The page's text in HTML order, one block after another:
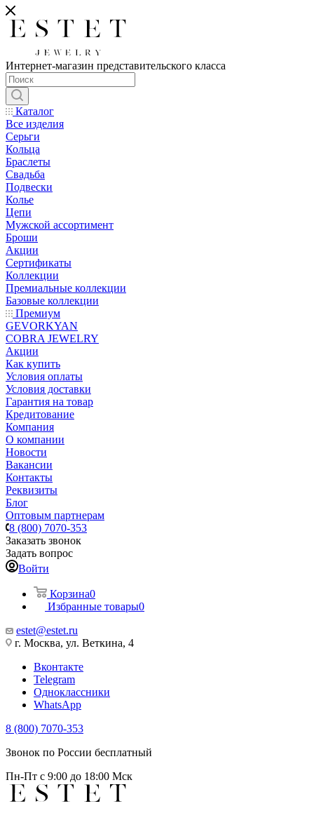
Интернет-магазин представительского класса
Каталог
Все изделия
Серьги
Кольца
Браслеты
Свадьба
Подвески
Колье
Цепи
Мужской ассортимент
Броши
Акции
Сертификаты
Коллекции
Премиальные коллекции
Базовые коллекции
Премиум
GEVORKYAN
COBRA JEWELRY
Акции
Как купить
Условия оплаты
Условия доставки
Гарантия на товар
Кредитование
Компания
О компании
Новости
Вакансии
Контакты
Реквизиты
Блог
Оптовым партнерам
8 (800) 7070-353
Заказать звонок
Задать вопрос
Войти
Корзина0
Избранные товары0
estet@estet.ru
г. Москва, ул. Веткина, 4
Вконтакте
Telegram
Одноклассники
WhatsApp
8 (800) 7070-353
Звонок по России бесплатный
Пн-Пт с 9:00 до 18:00 Мск